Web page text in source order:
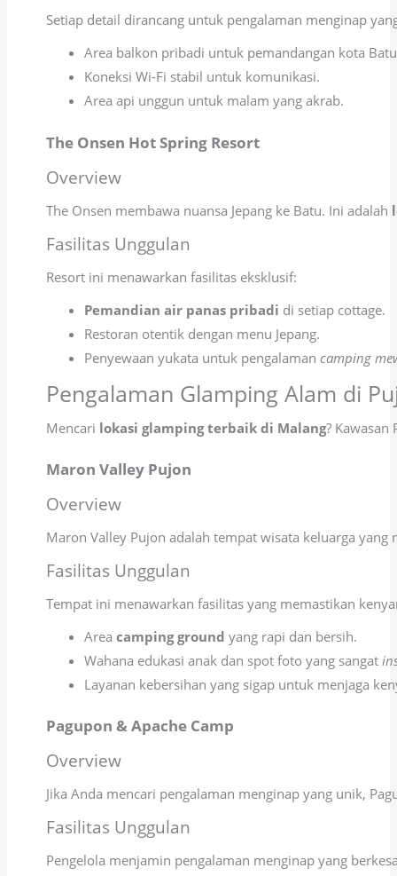
Setiap detail dirancang untuk pengalaman menginap
Area balkon pribadi untuk pemandangan kota
Koneksi Wi-Fi stabil untuk komunikasi.
Area api unggun untuk malam yang akrab.
The Onsen Hot Spring Resort
Overview
The Onsen membawa nuansa Jepang ke Batu. Ini adalah
Fasilitas Unggulan
Resort ini menawarkan fasilitas eksklusif:
Pemandian air panas pribadi di setiap cottage.
Restoran otentik dengan menu Jepang.
Penyewaan yukata untuk pengalamancamping
Pengalaman Glamping Alam di
Mencari lokasi glamping terbaik di Malang?
Maron Valley Pujon
Overview
Maron Valley Pujon adalah tempat wisata keluarga
Fasilitas Unggulan
Tempat ini menawarkan fasilitas yang memastikan
Areacamping ground yang rapi dan bersih.
Wahana edukasi anak dan spot foto yang sangat
Layanan kebersihan yang sigap untuk menjaga
Pagupon & Apache Camp
Overview
Jika Anda mencari pengalaman menginap yang unik,
Fasilitas Unggulan
Pengelola menjamin pengalaman menginap yang